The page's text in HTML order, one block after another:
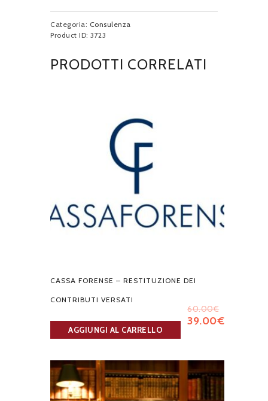
Categoria: Consulenza
Product ID: 3723
PRODOTTI CORRELATI
CASSA FORENSE – RESTITUZIONE DEI
CONTRIBUTI VERSATI
60.00€
39.00€
AGGIUNGI AL CARRELLO